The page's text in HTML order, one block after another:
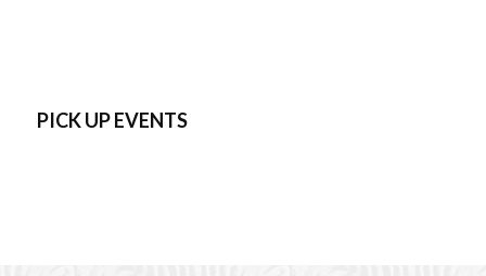
PICK UP EVENTS